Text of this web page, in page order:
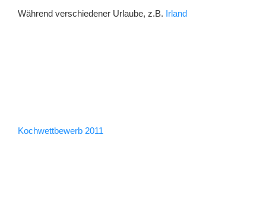
Während verschiedener Urlaube, z.B. Irland
Kochwettbewerb 2011